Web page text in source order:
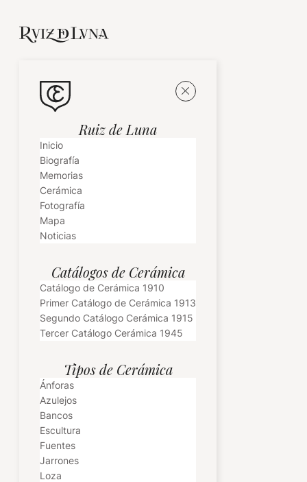
Ruiz de Luna
Inicio
Biografía
Memorias
Cerámica
Fotografía
Mapa
Noticias
Catálogos de Cerámica
Catálogo de Cerámica 1910
Primer Catálogo de Cerámica 1913
Segundo Catálogo Cerámica 1915
Tercer Catálogo Cerámica 1945
Tipos de Cerámica
Ánforas
Azulejos
Bancos
Escultura
Fuentes
Jarrones
Loza